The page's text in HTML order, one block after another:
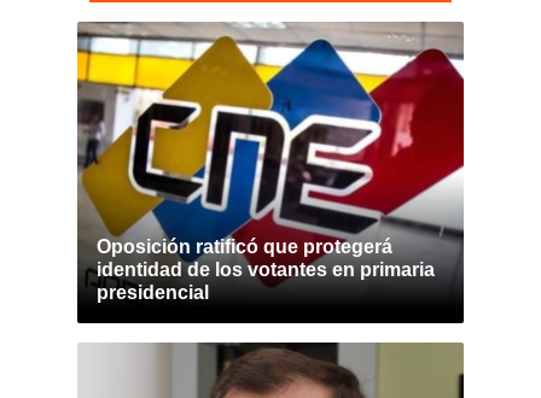
Oposición ratificó que protegerá
identidad de los votantes en primaria
presidencial